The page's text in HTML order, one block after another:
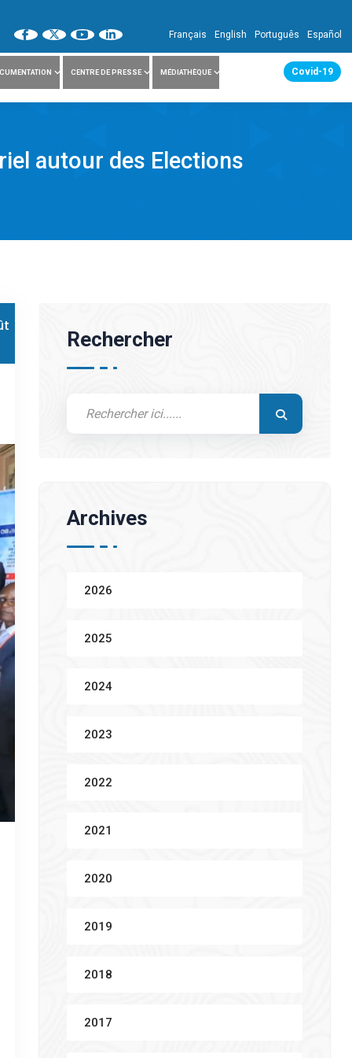
Français English Português Español
CENTRE DE PRESSE MÉDIATHÈQUE Covid-19
autour des Elections
Rechercher
Archives
2026
2025
2024
2023
2022
2021
2020
2019
2018
2017